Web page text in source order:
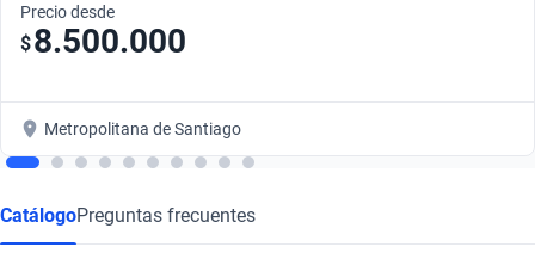
Precio desde
$8.500.000
Metropolitana de Santiago
CatálogoPreguntas frecuentes